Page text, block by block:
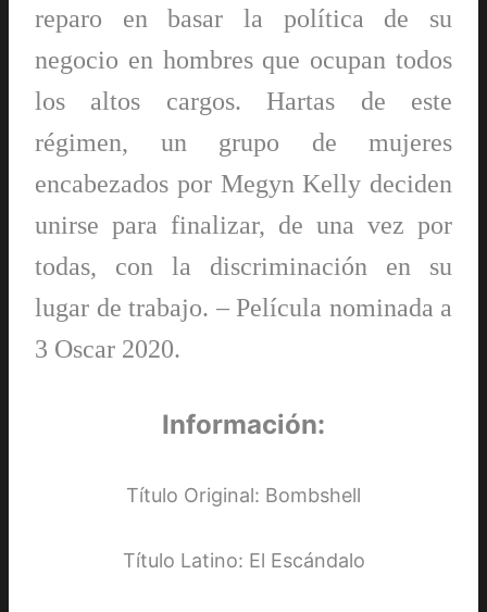
reparo en basar la política de su
negocio en hombres que ocupan todos
los altos cargos. Hartas de este
régimen, un grupo de mujeres
encabezados por Megyn Kelly deciden
unirse para finalizar, de una vez por
todas, con la discriminación en su
lugar de trabajo. – Película nominada a
3 Oscar 2020.
Información:
Título Original: Bombshell
Título Latino: El Escándalo